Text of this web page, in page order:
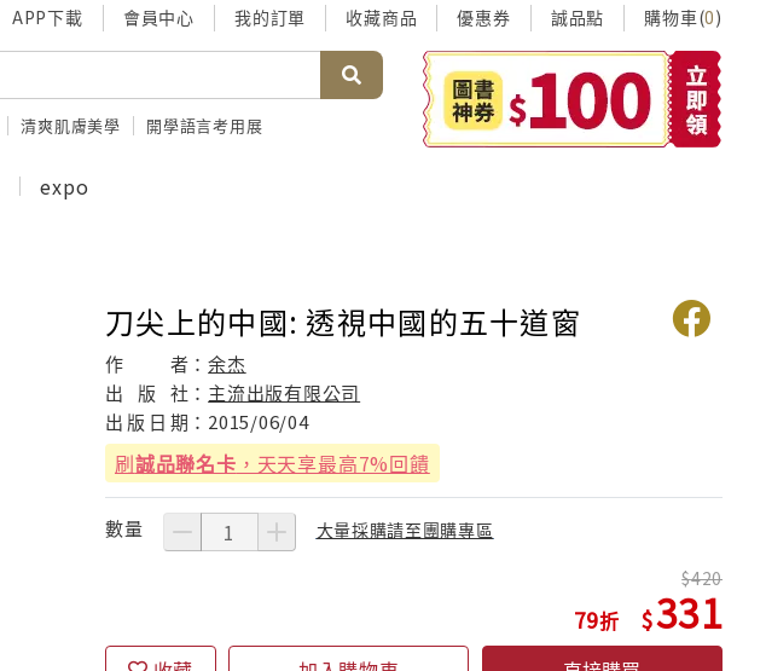
APP下載 會員中心 我的訂單 收藏商品 優惠券 誠品點 購物車(0)
清爽肌膚美學 開學語言考用展
expo
刀尖上的中國: 透視中國的五十道窗
作 者：余杰
出
版 社： 主流出版有限公司
出 版 日 期： 2015/06/04
刷誠品聯名卡 ，天天享最高7%回饋
數量 大量採購請至團購專區
79
420
331